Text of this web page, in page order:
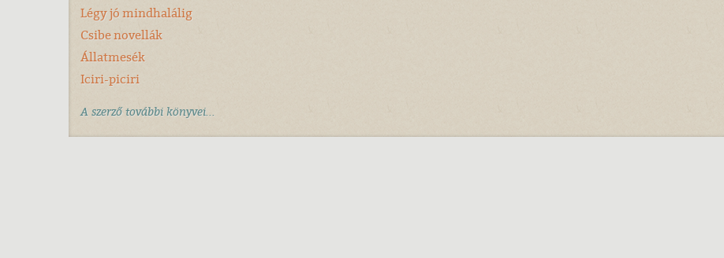
Légy jó mindhalálig
Csibe novellák
Állatmesék
Iciri-piciri
A szerző további könyvei...